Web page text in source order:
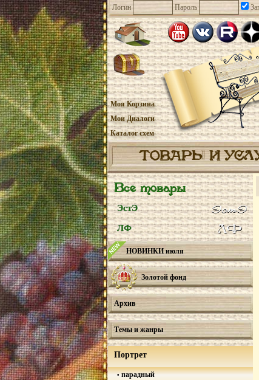
Логин Пароль
Моя Корзина
Мои Диалоги
Каталог схем
ТОВАРЫ И
Все товары
ЭстЭ
ЛФ
НОВИНКИ июля
Золотой фонд
Архив
Темы и жанры
Портрет
парадный